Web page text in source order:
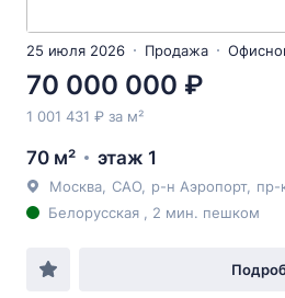
25 июля 2026 Продажа
70 000 000 ₽
1 001 431 ₽ за м²
70 м² этаж 1
Москва САО р-н Аэропорт, пр-
Белорусская , 2 мин. пешком